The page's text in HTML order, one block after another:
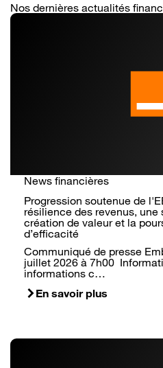
Nos dernières actualités
News financières
Progression soutenue de
résilience des revenus,
création de valeur et la
d’efficacité
Communiqué de presse
juillet 2026 à 7h00
informations c…
En savoir plus